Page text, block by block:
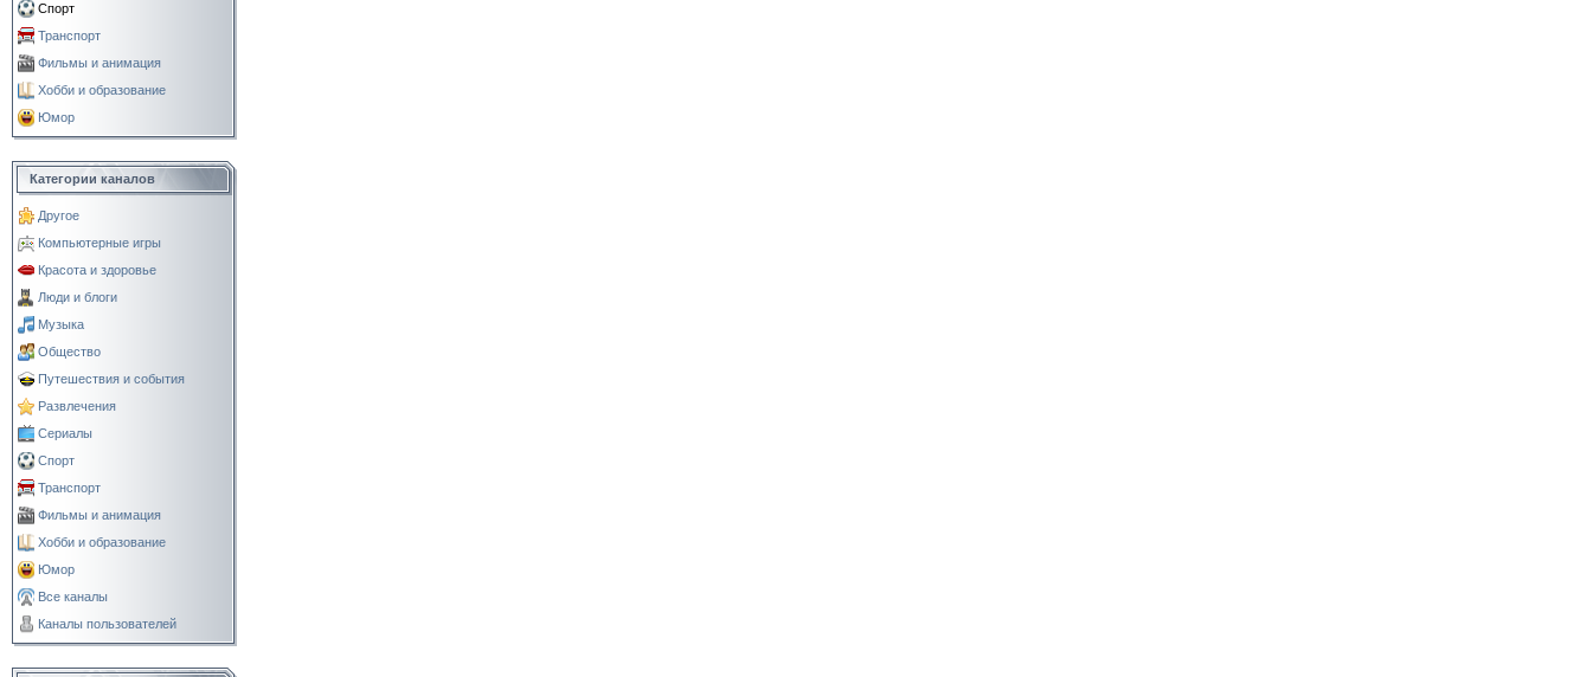
Спорт
Транспорт
Фильмы и анимация
Хобби и образование
Юмор
Категории каналов
Другое
Компьютерные игры
Красота и здоровье
Люди и блоги
Музыка
Общество
Путешествия и события
Развлечения
Сериалы
Спорт
Транспорт
Фильмы и анимация
Хобби и образование
Юмор
Все каналы
Каналы пользователей